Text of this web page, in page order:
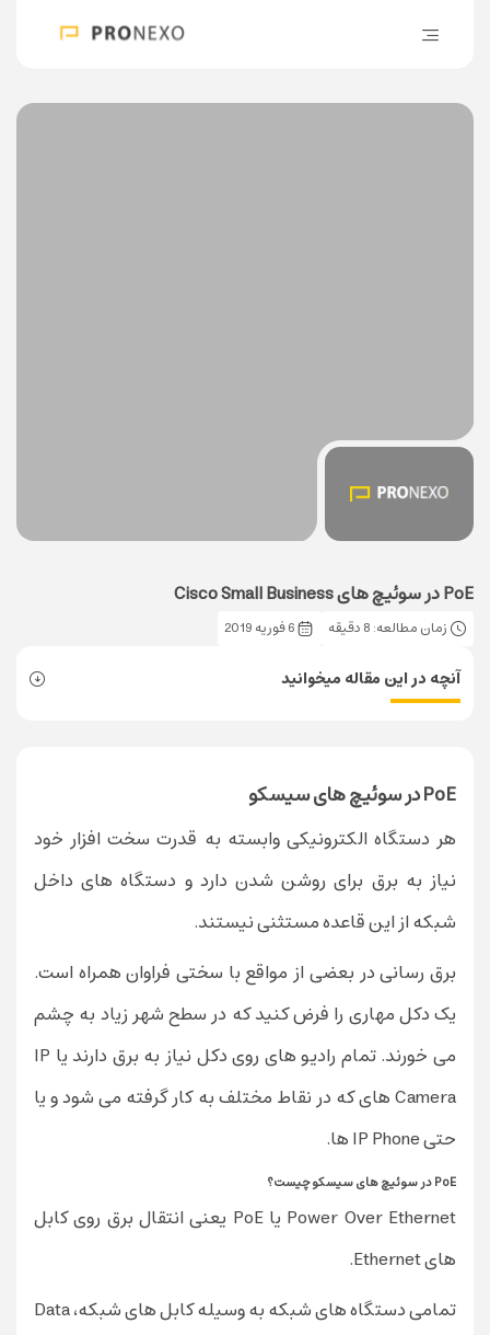
PoE در سوئیچ های Cisco Small Business
زمان مطالعه: 8 دقیقه 6 فوریه 2019
آنچه در این مقاله میخوانید
PoE در سوئیچ های سیسکو
هر دستگاه الکترونیکی وابسته به قدرت سخت افزار خود
نیاز به برق برای روشن شدن دارد و دستگاه های داخل
شبکه از این قاعده مستثنی نیستند.
برق رسانی در بعضی از مواقع با سختی فراوان همراه است.
یک دکل مهاری را فرض کنید که در سطح شهر زیاد به چشم
می خورند. تمام رادیو های روی دکل نیاز به برق دارند یا IP
Camera های که در نقاط مختلف به کار گرفته می شود و یا
حتی IP Phone ها.
PoE در سوئیچ های سیسکو چیست؟
Power Over Ethernet یا PoE یعنی انتقال برق روی کابل
های Ethernet.
تمامی دستگاه های شبکه به وسیله کابل های شبکه، Data